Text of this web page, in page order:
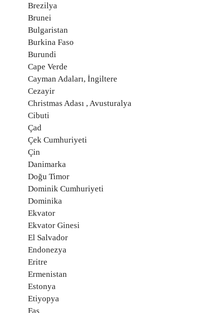
Brezilya
Brunei
Bulgaristan
Burkina Faso
Burundi
Cape Verde
Cayman Adaları, İngiltere
Cezayir
Christmas Adası , Avusturalya
Cibuti
Çad
Çek Cumhuriyeti
Çin
Danimarka
Doğu Timor
Dominik Cumhuriyeti
Dominika
Ekvator
Ekvator Ginesi
El Salvador
Endonezya
Eritre
Ermenistan
Estonya
Etiyopya
Fas